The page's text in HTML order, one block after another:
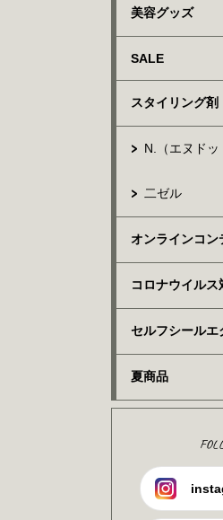
美容グッズ
SALE
スタイリング剤
N.（エヌドッ
二ゼル
オンラインコン
コロナウイルス
セルフシールエ
夏商品